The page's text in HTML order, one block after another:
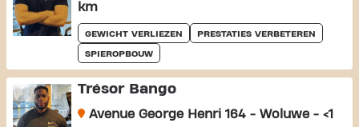
km
GEWICHT VERLIEZEN PRESTATIES VERBETEREN
SPIEROPBOUW
Trésor Bango
Avenue George Henri 164 - Woluwe - <1